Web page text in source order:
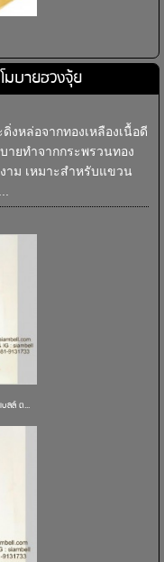
มบายฮวงจุ้ย
งหล่อจากทองเหลืองเนื้อดี
ยทำจากกระพรวนทอง
าม เหมาะสำหรับแขวน
บลล์ ต...